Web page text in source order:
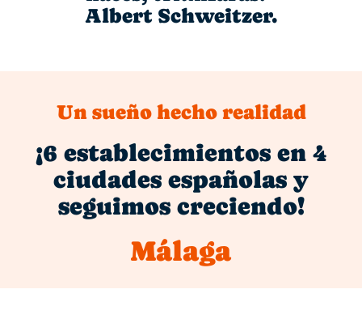
Albert Schweitzer.
Un sueño hecho realidad
¡6 establecimientos en 4
ciudades españolas y
seguimos creciendo!
Málaga